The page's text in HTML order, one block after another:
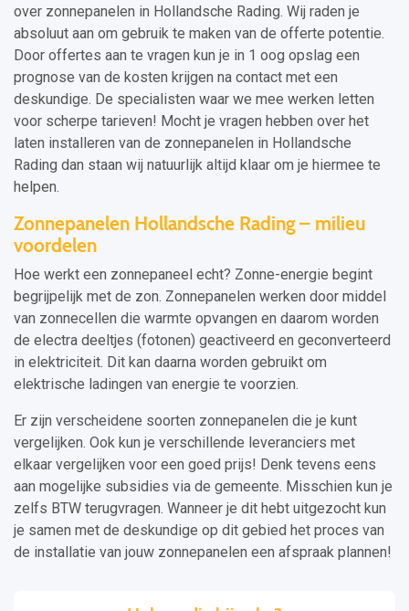
over zonnepanelen in Hollandsche Rading. Wij raden je
absoluut aan om gebruik te maken van de offerte potentie.
Door offertes aan te vragen kun je in 1 oog opslag een
prognose van de kosten krijgen na contact met een
deskundige. De specialisten waar we mee werken letten
voor scherpe tarieven! Mocht je vragen hebben over het
laten installeren van de zonnepanelen in Hollandsche
Rading dan staan wij natuurlijk altijd klaar om je hiermee te
helpen.
Zonnepanelen Hollandsche Rading – milieu
voordelen
Hoe werkt een zonnepaneel echt? Zonne-energie begint
begrijpelijk met de zon. Zonnepanelen werken door middel
van zonnecellen die warmte opvangen en daarom worden
de electra deeltjes (fotonen) geactiveerd en geconverteerd
in elektriciteit. Dit kan daarna worden gebruikt om
elektrische ladingen van energie te voorzien.
Er zijn verscheidene soorten zonnepanelen die je kunt
vergelijken. Ook kun je verschillende leveranciers met
elkaar vergelijken voor een goed prijs! Denk tevens eens
aan mogelijke subsidies via de gemeente. Misschien kun je
zelfs BTW terugvragen. Wanneer je dit hebt uitgezocht kun
je samen met de deskundige op dit gebied het proces van
de installatie van jouw zonnepanelen een afspraak plannen!